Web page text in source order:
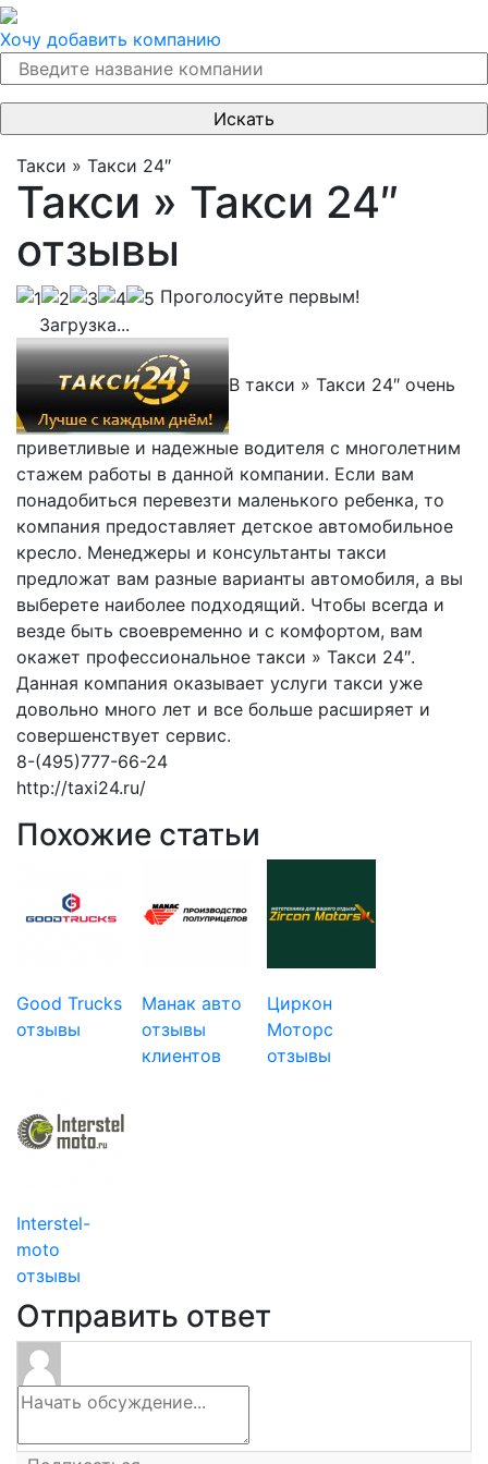
Хочу добавить компанию
Такси » Такси 24″
Такси » Такси 24″
отзывы
Проголосуйте первым!
Загрузка...
В такси » Такси 24″ очень
приветливые и надежные водителя с многолетним
стажем работы в данной компании. Если вам
понадобиться перевезти маленького ребенка, то
компания предоставляет детское автомобильное
кресло. Менеджеры и консультанты такси
предложат вам разные варианты автомобиля, а вы
выберете наиболее подходящий. Чтобы всегда и
везде быть своевременно и с комфортом, вам
окажет профессиональное такси » Такси 24″.
Данная компания оказывает услуги такси уже
довольно много лет и все больше расширяет и
совершенствует сервис.
8-(495)777-66-24
http://taxi24.ru/
Похожие статьи
Good Trucks
отзывы
Манак авто
отзывы
клиентов
Циркон
Моторс
отзывы
Interstel-
moto
отзывы
Отправить ответ